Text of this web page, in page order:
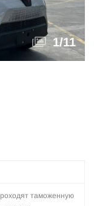
1/11
таможенную